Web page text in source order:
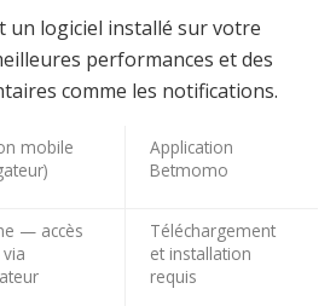
un logiciel installé sur votre
performances et des
comme les notifications.
mobile
Application
Betmomo
— accès
Téléchargement
et installation
requis